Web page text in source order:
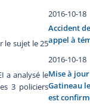
le sujet le 25
a analysé le
3 policiers
2016-10-18
Accident
appel à
2016-10-18
Mise à
Gatineau
est